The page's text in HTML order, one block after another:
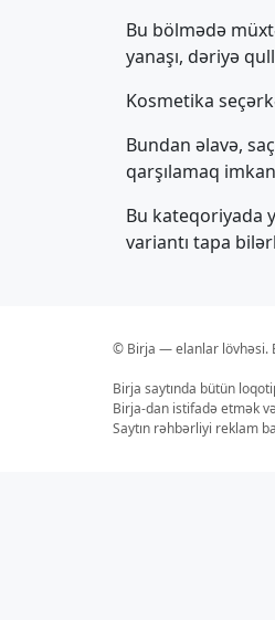
Bu bölmədə
yanaşı, dəriyə
Kosmetika
Bundan əlavə,
qarşılamaq
Bu kateqoriyada
variantı tapa
© Birja — elanlar lövhəsi.
Birja saytında bütün
Birja-dan istifadə etmək
Saytın rəhbərliyi reklam